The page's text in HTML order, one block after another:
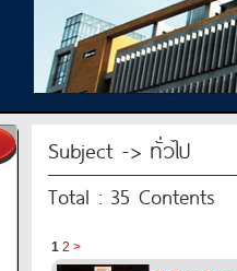
Subject -> ทั่วไป
Total : 35 Contents
1 2 >